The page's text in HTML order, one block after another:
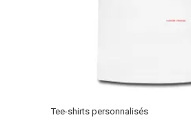
Tee-shirts personnalisés